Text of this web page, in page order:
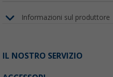
Informazioni sul produttore
IL NOSTRO SERVIZIO